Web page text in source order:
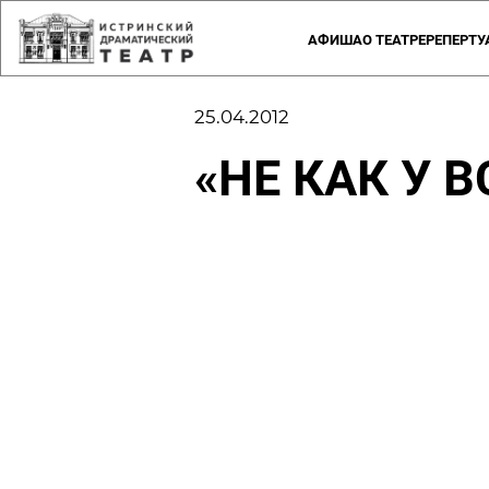
АФИШАО ТЕАТРЕ
ЗРИТЕЛЬНЫЙ ЗАЛИСТОРИЯ ТЕАТРА
РУКОВОДСТВОСОЗДАТЕЛИ
ПРАВИЛА ПОСЕЩЕНИЯ ТЕАТРАПРАВИЛА
25.04.2012
«НЕ КАК У